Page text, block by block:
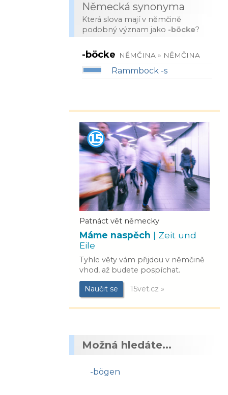
Německá synonyma
Která slova mají v němčině
podobný význam jako -böcke?
-böcke NĚMČINA » NĚMČINA
Rammbock -s
Patnáct vět německy
Máme naspěch | Zeit und
Eile
Tyhle věty vám přijdou v němčině
vhod, až budete pospíchat.
Naučit se 15vet.cz »
Možná hledáte...
-bögen